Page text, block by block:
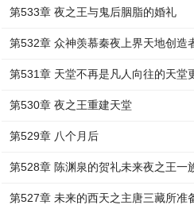
第533章 夜之王与鬼后胭脂的婚礼
第532章 众神羡慕秦夜上界天地创造
第531章 天堂不再是凡人向往的天堂
第530章 夜之王重建天堂
第529章 八个月后
第528章 陈渊泉的贺礼未来夜之王一
第527章 未来的西天之主唐三藏所准